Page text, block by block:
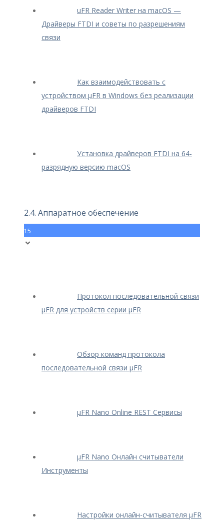
uFR Reader Writer на macOS —
Драйверы FTDI и советы по разрешениям
связи
Как взаимодействовать с
устройством μFR в Windows без реализации
драйверов FTDI
Установка драйверов FTDI на 64-
разрядную версию macOS
2.4. Аппаратное обеспечение
15
Протокол последовательной связи
μFR для устройств серии μFR
Обзор команд протокола
последовательной связи μFR
μFR Nano Online REST Сервисы
μFR Nano Онлайн считыватели
Инструменты
Настройки онлайн-считывателя μFR